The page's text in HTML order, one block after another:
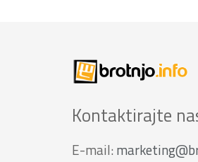
Kontaktirajte
E-mail: